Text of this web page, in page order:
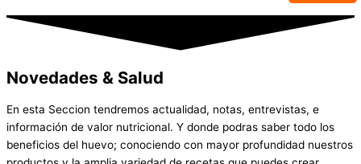
Novedades & Salud
En esta Seccion tendremos actualidad, notas, entrevistas, e
información de valor nutricional. Y donde podras saber todo los
beneficios del huevo; conociendo con mayor profundidad nuestros